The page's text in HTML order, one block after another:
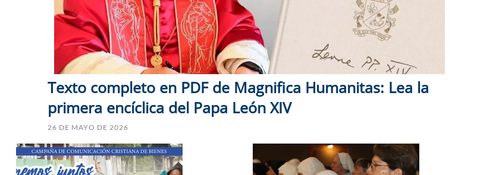
Texto completo en PDF de Magnifica Humanitas: Lea la
primera encíclica del Papa León XIV
26 DE MAYO DE 2026